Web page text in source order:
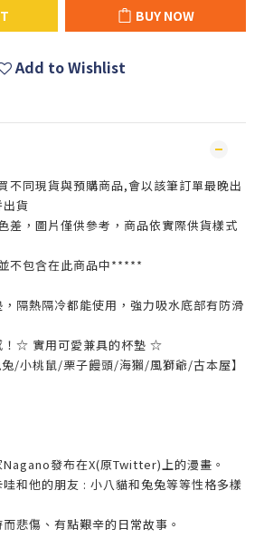
BUY NOW
Add to Wishlist
不同現貨與預購商品,會以該筆訂單最晚出
貨
差，圖片僅供參考，商品依實際供貨樣式
不包含在此商品中*****
隔熱隔冷都能使用，強力吸水底部有防滑
！☆ 實用可愛兼具的杯墊 ☆
/小桃鼠/栗子饅頭/海獺/風獅爺/古本屋】
Nagano發布在X(原Twitter)上的漫畫。
和他的朋友 : 小八貓和兔兔等等性格多樣
悲傷、有點艱辛的日常故事。